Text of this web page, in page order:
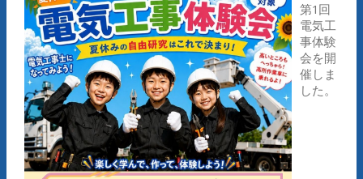
第1回
電気工
事体験
会を開
催しま
した。